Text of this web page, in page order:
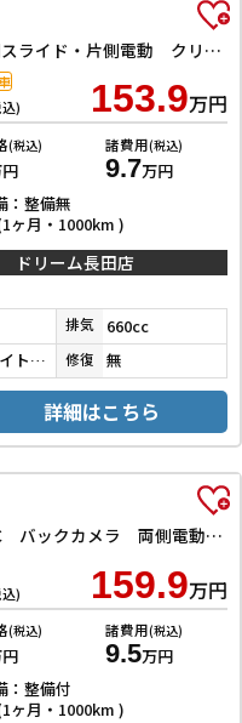
ベースグレード バックカメラ 両側スライド・片側電動 クリアランスソナー オートクルーズコントロール レーンアシスト オートライト スマートキー アイドリングストップ 電動格納ミラー シートヒーター ベンチシート
) 153.9万円
(税込) 諸費用(税込)
9.7万円
：整備無
ヶ月・1000km )
ドリーム長田店
排気 660cc
トワイライトミストブラックパール 修復 無
詳細はこちら
ベースグレード 純正ナビ TV ETC バックカメラ 両側電動スライドドア クリアランスソナー オートクルーズコントロール オートライト スマートキー アイドリングストップ 電動格納ミラー
) 159.9万円
(税込) 諸費用(税込)
9.5万円
：整備付
ヶ月・1000km )